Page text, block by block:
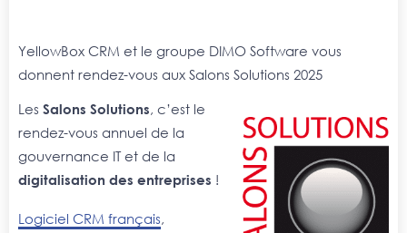
YellowBox CRM et le groupe DIMO Software vous
donnent rendez-vous aux Salons Solutions 2025
Les Salons Solutions, c’est le
rendez-vous annuel de la
gouvernance IT et de la
digitalisation des entreprises !
Logiciel CRM français,